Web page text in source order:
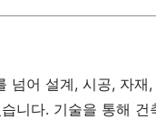
넘어 설계, 시공, 자
니다. 기술을 통해